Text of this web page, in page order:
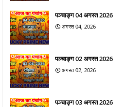
पञ्चाङ्ग 04 अगस्त 2026
अगस्त 04, 2026
पञ्चाङ्ग 02 अगस्त 2026
अगस्त 02, 2026
पञ्चाङ्ग 03 अगस्त 2026